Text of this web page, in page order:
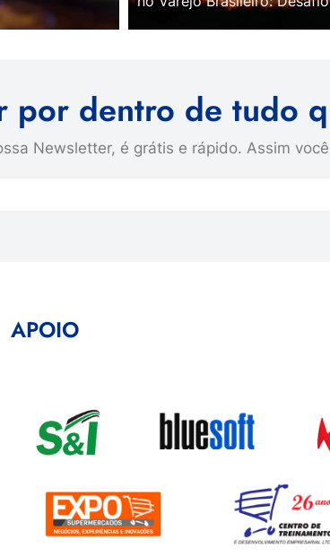
por dentro de tudo
Newsletter, é grátis e rápido. Assim
APOIO